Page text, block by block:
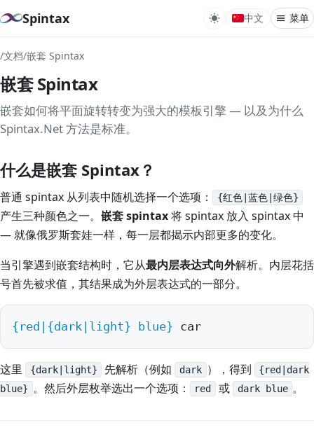
Spintax 中文 菜单
嵌
/文档/嵌套 Spintax
嵌套 Spintax
嵌套如何将平面旋转转变为强大的模板引擎 — 以及为什么
Spintax.Net 方法是标准。
什么是嵌套 Spintax？
普通 spintax 从列表中随机选择一个选项： {红色|蓝色|绿色}
产生三种颜色之一。 嵌套 spintax将 spintax 放入 spintax 中
— 就像俄罗斯套娃一样，每一层都揭示内部更多的变化。
当引擎遇到嵌套结构时，它从最内层表达式向外解析。内层花括
号首先被求值，其结果成为外层表达式的一部分。
{red| {dark|light} blue} car
这里 {dark|light} 先解析（例如 dark ），得到
{red|dark
blue} 。然后外层枚举选出一个选项： red 或 dark blue 。